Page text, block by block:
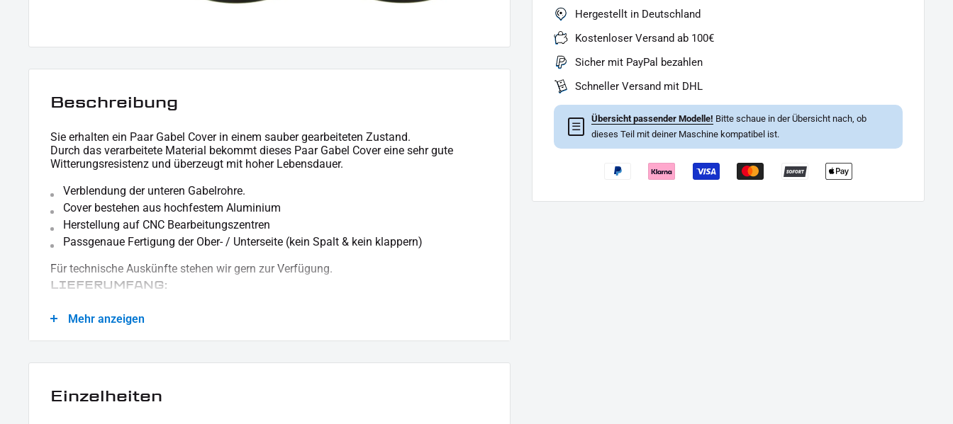
Hergestellt in Deutschland
Kostenloser Versand ab 100€
Sicher mit PayPal bezahlen
Schneller Versand mit DHL
☰
Übersicht passender Modelle! Bitte schaue in der Übersicht nach, ob
dieses Teil mit deiner Maschine kompatibel ist.
Beschreibung
Sie erhalten ein Paar Gabel Cover in einem sauber gearbeiteten Zustand.
Durch das verarbeitete Material bekommt dieses Paar Gabel Cover eine sehr gute
Witterungsresistenz und überzeugt mit hoher Lebensdauer.
Verblendung der unteren Gabelrohre.
Cover bestehen aus hochfestem Aluminium
Herstellung auf CNC Bearbeitungszentren
Passgenaue Fertigung der Ober- / Unterseite (kein Spalt & kein klappern)
Für technische Auskünfte stehen wir gern zur Verfügung.
LIEFERUMFANG:
Mehr anzeigen
Einzelheiten